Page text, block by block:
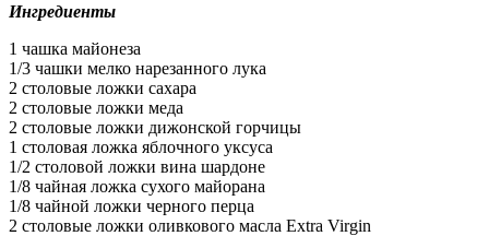
Ингредиенты
1 чашка майонеза
1/3 чашки мелко нарезанного лука
2 столовые ложки сахара
2 столовые ложки меда
2 столовые ложки дижонской горчицы
1 столовая ложка яблочного уксуса
1/2 столовой ложки вина шардоне
1/8 чайная ложка сухого майорана
1/8 чайной ложки черного перца
2 столовые ложки оливкового масла Extra Virgin